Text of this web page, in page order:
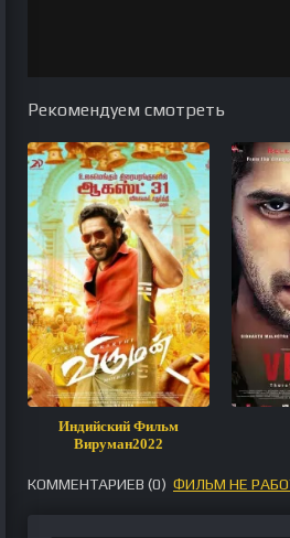
Рекомендуем смотреть
Индийский Фильм
Вируман2022
КОММЕНТАРИЕВ (0) ФИЛЬМ НЕ